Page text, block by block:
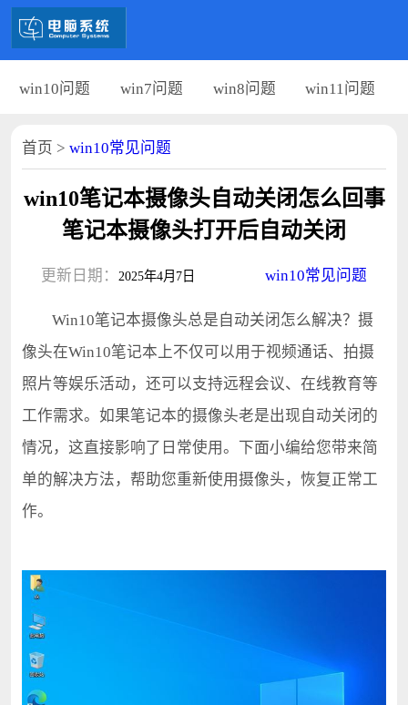
win10问题 win7问题 win8问题 win11问题
首页 > win10常见问题
win10笔记本摄像头自动关闭怎么回事
笔记本摄像头打开后自动关闭
更新日期： 2025年4月7日 win10常见问题
Win10笔记本摄像头总是自动关闭怎么解决？摄
像头在Win10笔记本上不仅可以用于视频通话、拍摄
照片等娱乐活动，还可以支持远程会议、在线教育等
工作需求。如果笔记本的摄像头老是出现自动关闭的
情况，这直接影响了日常使用。下面小编给您带来简
单的解决方法，帮助您重新使用摄像头，恢复正常工
作。